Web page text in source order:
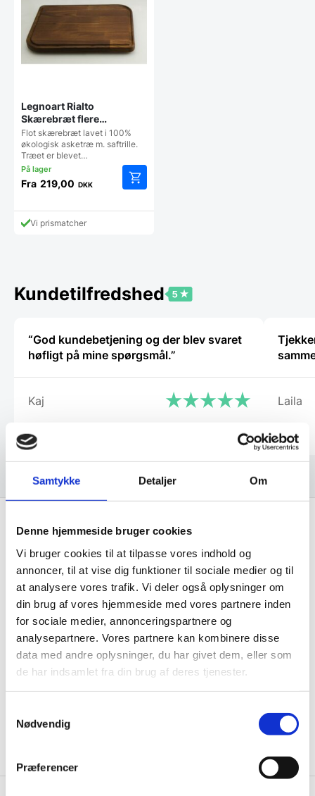
Samtykke Detaljer Om
Denne hjemmeside bruger cookies
Vi bruger cookies til at tilpasse vores indhold og
annoncer, til at vise dig funktioner til sociale medier og til
at analysere vores trafik. Vi deler også oplysninger om
din brug af vores hjemmeside med vores partnere inden
for sociale medier, annonceringspartnere og
analysepartnere. Vores partnere kan kombinere disse
data med andre oplysninger, du har givet dem, eller som
de har indsamlet fra din brug af deres tjenester.
Nødvendig
Præferencer
Legnoart Rialto
Skærebræt flere
størrelser
Flot skærebræt lavet i 100%
økologisk asketræ m. saftrille.
Træet er blevet…
Fra 219,00 DKK
vare
vælges
på
Vi prismatcher
Kundetilfredshed
“God kundebetjening og der blev svaret
høfligt på mine spørgsmål.”
Kaj Laila
Få de bedste tilbud først!
Husk at tilmelde dig vores nyhedsbrev og vær først
til de bedste tilbud. Og bare rolig, vi spammer dig
ikke, men sender kun relevante tilbud og
informationer til dig.